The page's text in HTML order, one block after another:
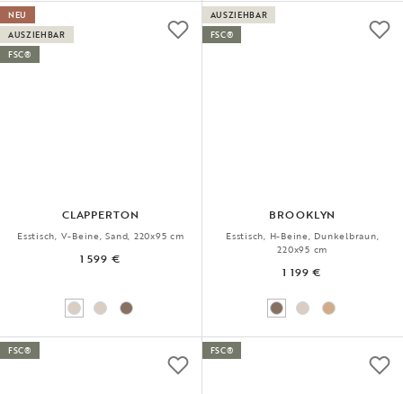
CLAPPERTON
Esstisch, V-Beine, Sand, 220x95 cm
1 599 €
NEU
AUSZIEHBAR
FSC®
BROOKLYN
Esstisch, H-Beine, Dunkelbraun,
220x95 cm
1 199 €
AUSZIEHBAR
FSC®
FSC® FSC®